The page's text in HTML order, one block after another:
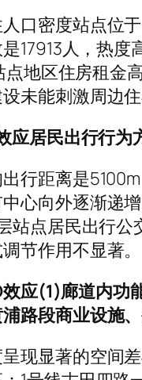
口密度站点位
17913人，热
地区住房租金
未能刺激周边住
应居民出行行为
行距离是
心向外逐渐递
站点居民出行
节作用不显著。
应(1)廊道内功
路段商业设施
现显著的空间